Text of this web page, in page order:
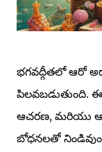
భగవద్గీతలో ఆరో
ఆచరణ, మరియు
బోధనలతో